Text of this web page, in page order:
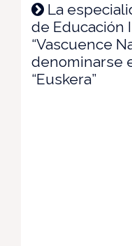
La
de Educación
“Vascuence
denominarse
“Euskera”